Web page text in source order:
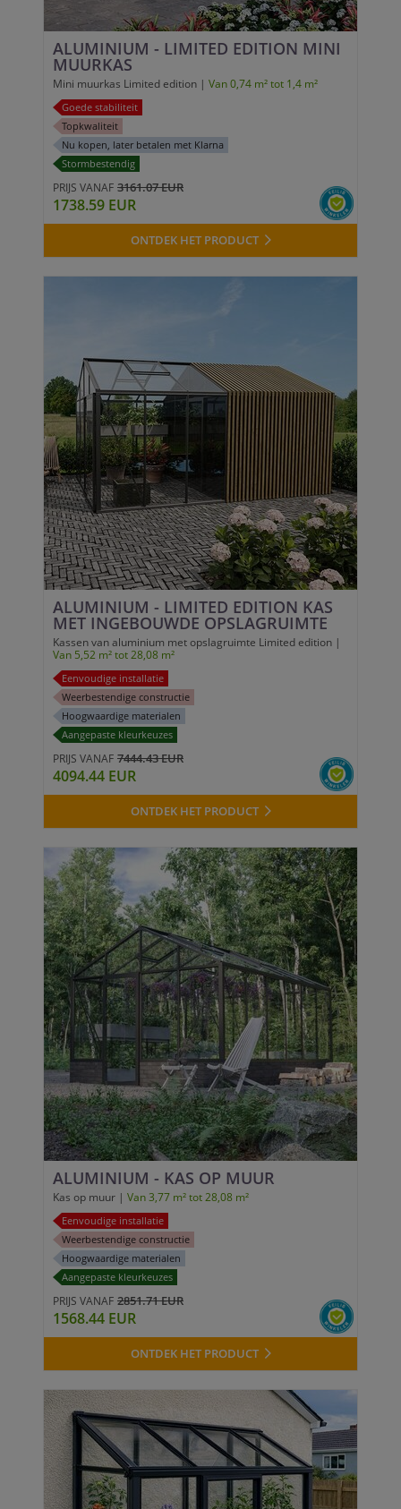
ALUMINIUM - LIMITED EDITION MINI
MUURKAS
Mini muurkas Limited edition | Van 0,74 m² tot 1,4 m²
Goede stabiliteit
Topkwaliteit
Nu kopen, later betalen met Klarna
Stormbestendig
PRIJS VANAF 3161.07 EUR
1738.59 EUR
ONTDEK HET PRODUCT
ALUMINIUM - LIMITED EDITION KAS
MET INGEBOUWDE OPSLAGRUIMTE
Kassen van aluminium met opslagruimte Limited edition |
Van 5,52 m² tot 28,08 m²
Eenvoudige installatie
Weerbestendige constructie
Hoogwaardige materialen
Aangepaste kleurkeuzes
PRIJS VANAF 7444.43 EUR
4094.44 EUR
ONTDEK HET PRODUCT
ALUMINIUM - KAS OP MUUR
Kas op muur | Van 3,77 m² tot 28,08 m²
Eenvoudige installatie
Weerbestendige constructie
Hoogwaardige materialen
Aangepaste kleurkeuzes
PRIJS VANAF 2851.71 EUR
1568.44 EUR
ONTDEK HET PRODUCT